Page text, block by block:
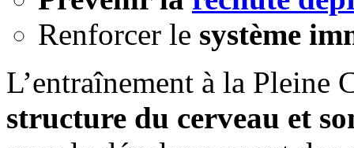
Renforcer le système
L’entraînement à la Pleine
structure du cerveau et